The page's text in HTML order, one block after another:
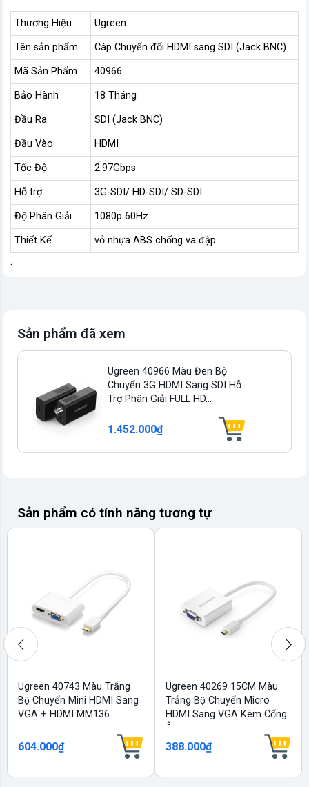
Thương Hiệu Ugreen
Tên sản phẩm Cáp Chuyển đổi HDMI sang SDI (Jack BNC)
Mã Sản Phẩm 40966
Bảo Hành 18 Tháng
Đầu Ra SDI (Jack BNC)
Đầu Vào HDMI
Tốc Độ 2.97Gbps
Hỗ trợ 3G-SDI/ HD-SDI/ SD-SDI
Độ Phân Giải 1080p 60Hz
Thiết Kế vỏ nhựa ABS chống va đập
.
Sản phẩm đã xem
Ugreen 40966 Màu Đen Bộ
Chuyển 3G HDMI Sang SDI Hỗ
Trợ Phân Giải FULL HD...
1.452.000₫
Sản phẩm có tính năng tương tự
Ugreen 40743 Màu Trắng
Bộ Chuyển Mini HDMI Sang
VGA + HDMI MM136
604.000₫
Ugreen 40269 15CM Màu
Trắng Bộ Chuyển Micro
HDMI Sang VGA Kém Cổng
Âm...
388.000₫